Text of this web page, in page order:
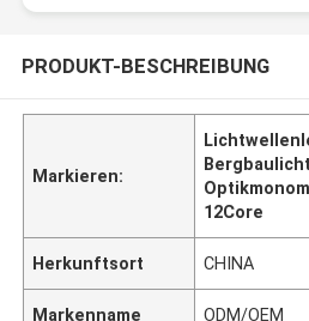
PRODUKT-BESCHREIBUNG
Markieren:
12Core
Herkunftsort CHINA
Markenname ODM/OEM